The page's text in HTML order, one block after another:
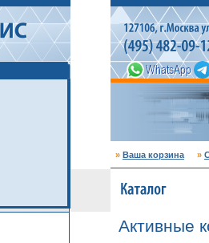
» Ваша корзина »
Активные